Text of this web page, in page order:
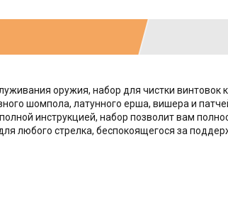
оружия, набор для чистки
шомпола, латунного ерша, вишера и
инструкцией, набор позволит вам
любого стрелка, беспокоящегося за